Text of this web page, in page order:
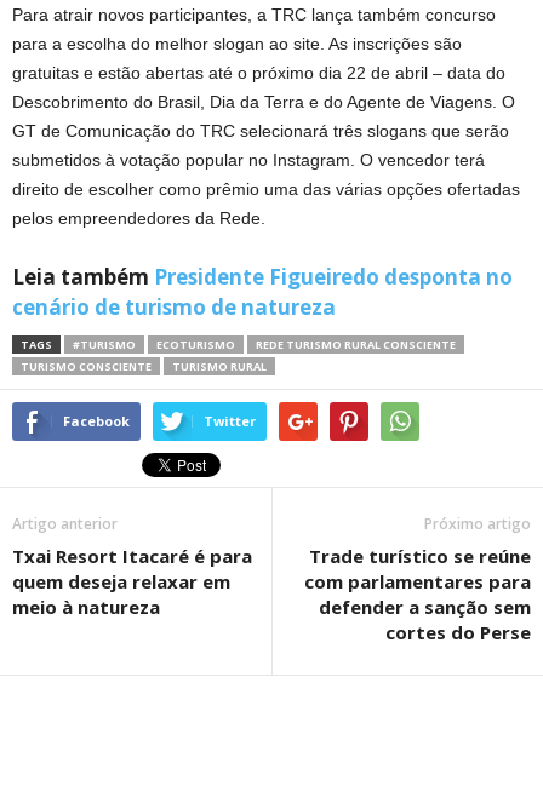
Para atrair novos participantes, a TRC lança também concurso
para a escolha do melhor slogan ao site. As inscrições são
gratuitas e estão abertas até o próximo dia 22 de abril – data do
Descobrimento do Brasil, Dia da Terra e do Agente de Viagens. O
GT de Comunicação do TRC selecionará três slogans que serão
submetidos à votação popular no Instagram. O vencedor terá
direito de escolher como prêmio uma das várias opções ofertadas
pelos empreendedores da Rede.
Leia também Presidente Figueiredo desponta no
cenário de turismo de natureza
TAGS #TURISMO ECOTURISMO
REDE TURISMO RURAL CONSCIENTE
TURISMO CONSCIENTE
TURISMO RURAL
Facebook Twitter
Artigo anterior
Txai Resort Itacaré é para
quem deseja relaxar em
meio à natureza
Próximo artigo
Trade turístico se reúne
com parlamentares para
defender a sanção sem
cortes do Perse